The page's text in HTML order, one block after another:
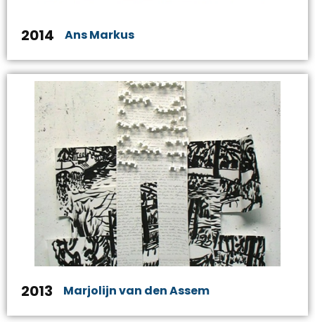
2014 Ans Markus
2013 Marjolijn van den Assem